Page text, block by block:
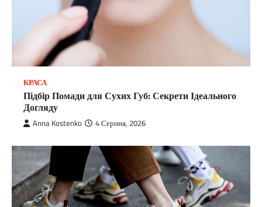
КРАСА
Підбір Помади для Сухих Губ: Секрети Ідеального
Догляду
Anna Kostenko 4 Серпня, 2026